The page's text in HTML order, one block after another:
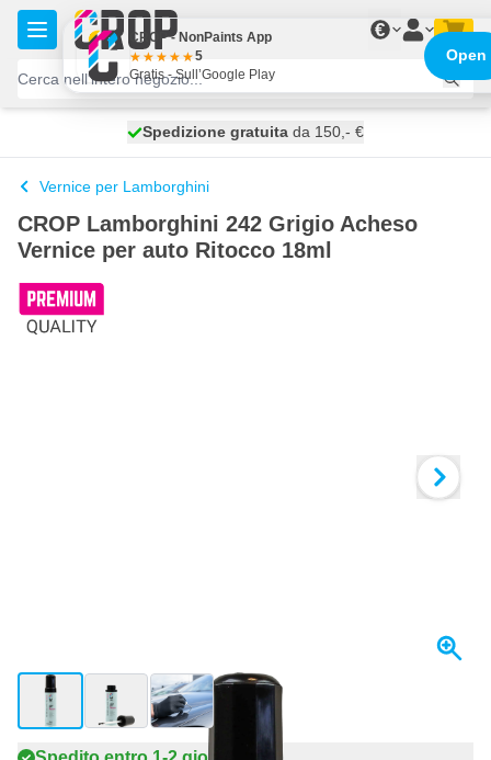
Salta al contenuto
€
spedito oggi
Spedizione gratuita da 150,- €
100 giorni
Vernice per Lamborghini
CROP Lamborghini 242 Grigio Acheso
Vernice per auto Ritocco 18ml
View larger imageView larger imageView larger image
CROP - NonPaints App
5
Gratis - Sull’Google Play
Open